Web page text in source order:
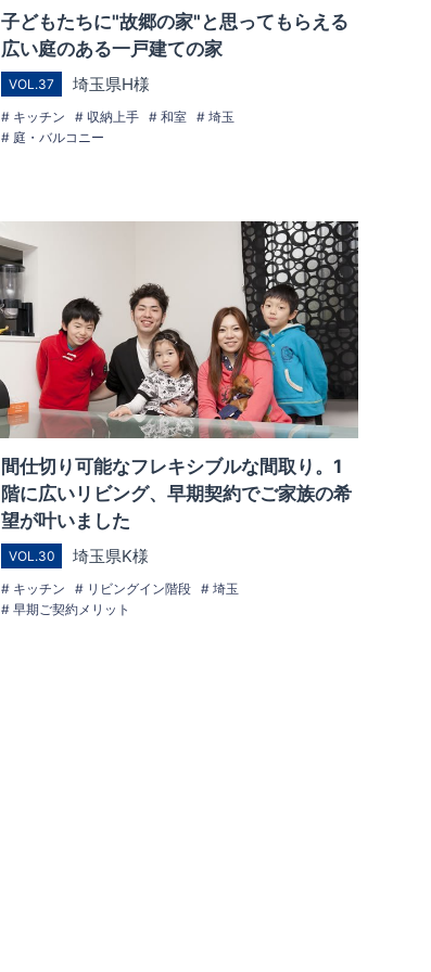
子どもたちに"故郷の家"と思ってもらえる
広い庭のある一戸建ての家
VOL.37 埼玉県H様
キッチン 収納上手 和室
埼玉
庭・バルコニー
間仕切り可能なフレキシブルな間取り。1
階に広いリビング、早期契約でご家族の希
望が叶いました
VOL.30 埼玉県K様
キッチン リビングイン階段
埼玉
早期ご契約メリット